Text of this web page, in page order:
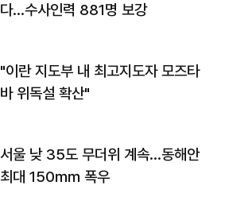
다…수사인력 881명 보강
"이란 지도부 내 최고지도자 모즈타
바 위독설 확산"
서울 낮 35도 무더위 계속…동해안
최대 150㎜ 폭우